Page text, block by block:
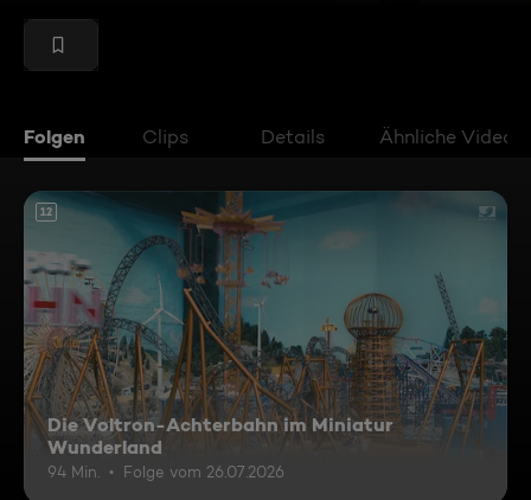
Folgen Clips Details Ähnliche Videos
12
Die Voltron-Achterbahn im Miniatur
Wunderland
94 Min. Folge vom 26.07.2026